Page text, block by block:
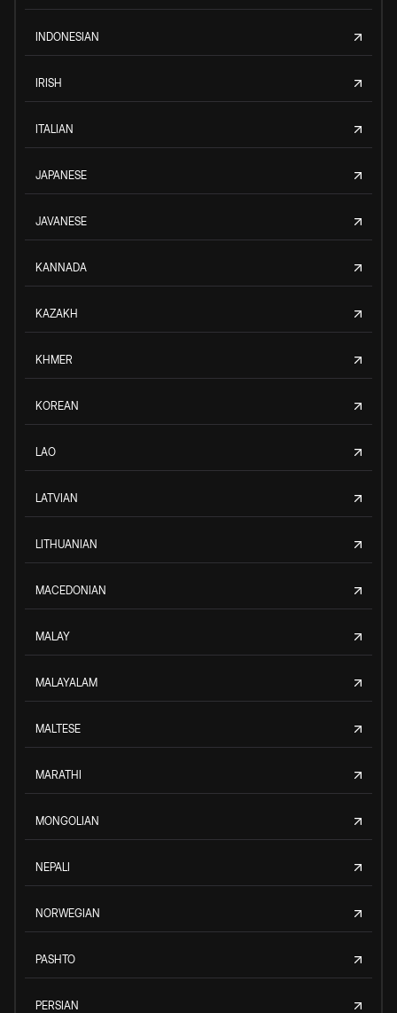
INDONESIAN
IRISH
ITALIAN
JAPANESE
JAVANESE
KANNADA
KAZAKH
KHMER
KOREAN
LAO
LATVIAN
LITHUANIAN
MACEDONIAN
MALAY
MALAYALAM
MALTESE
MARATHI
MONGOLIAN
NEPALI
NORWEGIAN
PASHTO
PERSIAN